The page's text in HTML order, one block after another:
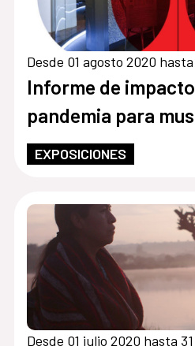
Desde 01 agosto 2020
Informe de
pandemia para
EXPOSICIONES
Desde 01 julio 2020 hasta